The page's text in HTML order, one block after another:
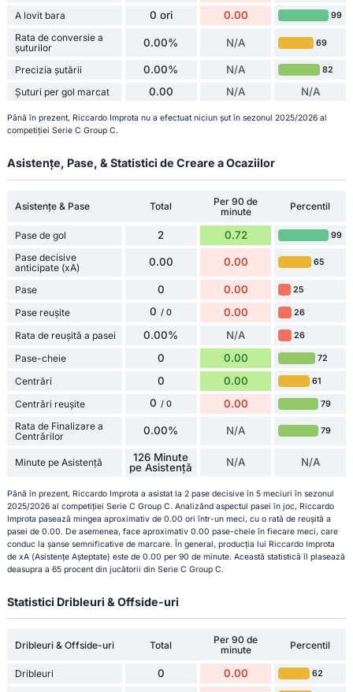
A lovit bara 0 ori 0.00 99
Rata de conversie a
șuturilor
0.00% N/A 69
Precizia șutării 0.00% N/A 82
Șuturi per gol marcat 0.00 N/A N/A
Până în prezent, Riccardo Improta nu a efectuat niciun șut în sezonul 2025/2026 al
competiției Serie C Group C.
Asistențe, Pase, & Statistici de Creare a Ocaziilor
Asistențe & Pase Total
Per 90 de
minute
Percentil
Pase de gol 2 0.72 99
Pase decisive
anticipate (xA)
0.00 0.00 65
Pase 0 0.00 25
Pase reușite 0 / 0 0.00 26
Rata de reușită a pasei 0.00% N/A 26
Pase-cheie 0 0.00 72
Centrări 0 0.00 61
Centrări reușite 0 / 0 0.00 79
Rata de Finalizare a
Centrărilor
0.00% N/A 79
Minute pe Asistență
126 Minute
pe Asistență
N/A N/A
Până în prezent, Riccardo Improta a asistat la 2 pase decisive în 5 meciuri în sezonul
2025/2026 al competiției Serie C Group C. Analizând aspectul pasei în joc, Riccardo
Improta pasează mingea aproximativ de 0.00 ori într-un meci, cu o rată de reușită a
pasei de 0.00. De asemenea, face aproximativ 0.00 pase-cheie în fiecare meci, care
conduc la șanse semnificative de marcare. În general, producția lui Riccardo Improta
de xA (Asistențe Așteptate) este de 0.00 per 90 de minute. Această statistică îl plasează
deasupra a 65 procent din jucătorii din Serie C Group C.
Statistici Dribleuri & Offside-uri
Dribleuri & Offside-uri Total
Per 90 de
minute
Percentil
Dribleuri 0 0.00 62